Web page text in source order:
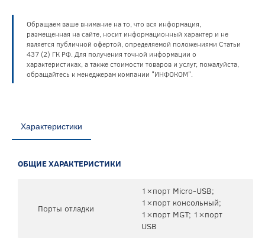
Обращаем ваше внимание на то, что вся информация,
размещенная на сайте, носит информационный характер и не
является публичной офертой, определяемой положениями Статьи
437 (2) ГК РФ. Для получения точной информации о
характеристиках, а также стоимости товаров и услуг, пожалуйста,
обращайтесь к менеджерам компании "ИНФОКОМ".
Характеристики
ОБЩИЕ ХАРАКТЕРИСТИКИ
Порты отладки
1×порт Micro-USB;
1×порт консольный;
1×порт MGT; 1×порт
USB